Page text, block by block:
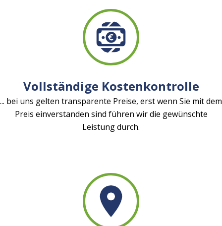
Vollständige Kostenkontrolle
... bei uns gelten transparente Preise, erst wenn Sie mit dem
Preis einverstanden sind führen wir die gewünschte
Leistung durch.